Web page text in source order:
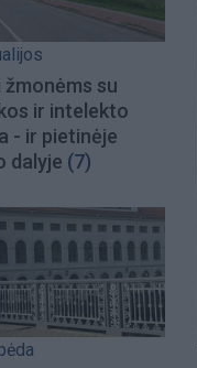
žmonėms su
ir intelekto
- ir pietinėje
dalyje (7)